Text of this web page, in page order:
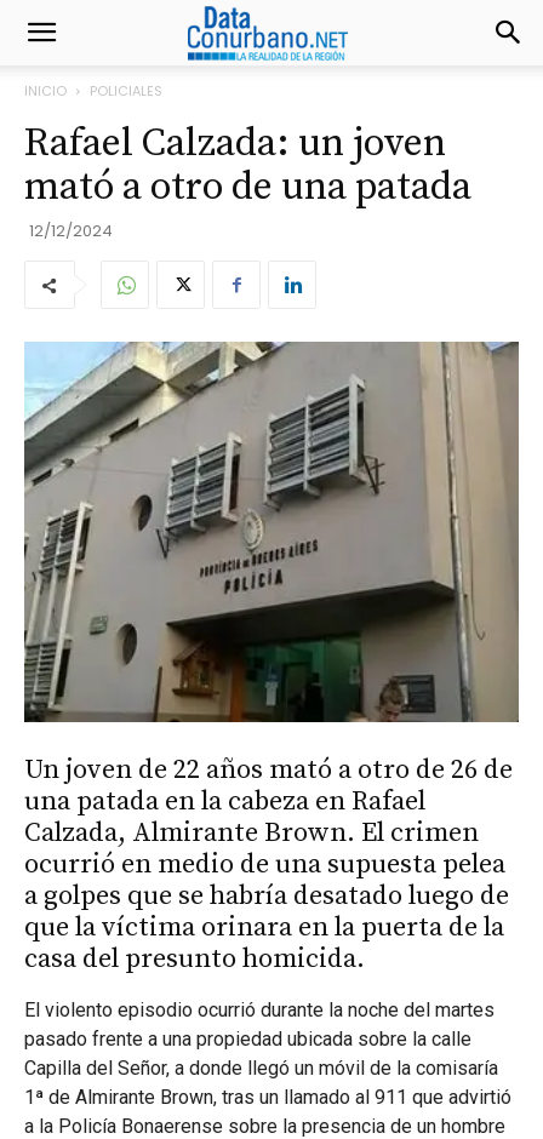
INICIO POLICIALES
Rafael Calzada: un joven
mató a otro de una patada
12/12/2024
Un joven de 22 años mató a otro de 26 de
una patada en la cabeza en Rafael
Calzada, Almirante Brown. El crimen
ocurrió en medio de una supuesta pelea
a golpes que se habría desatado luego de
que la víctima orinara en la puerta de la
casa del presunto homicida.
El violento episodio ocurrió durante la noche del martes
pasado frente a una propiedad ubicada sobre la calle
Capilla del Señor, a donde llegó un móvil de la comisaría
1ª de Almirante Brown, tras un llamado al 911 que advirtió
a la Policía Bonaerense sobre la presencia de un hombre